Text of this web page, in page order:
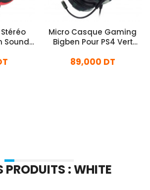
Sound
Micro Casque Gaming
Bigben Pour PS4 Vert
89,000 DT
PRODUITS : WHITE